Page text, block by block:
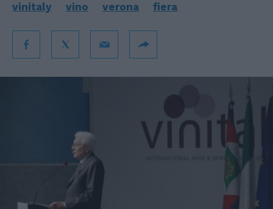
vinitaly vino verona fiera